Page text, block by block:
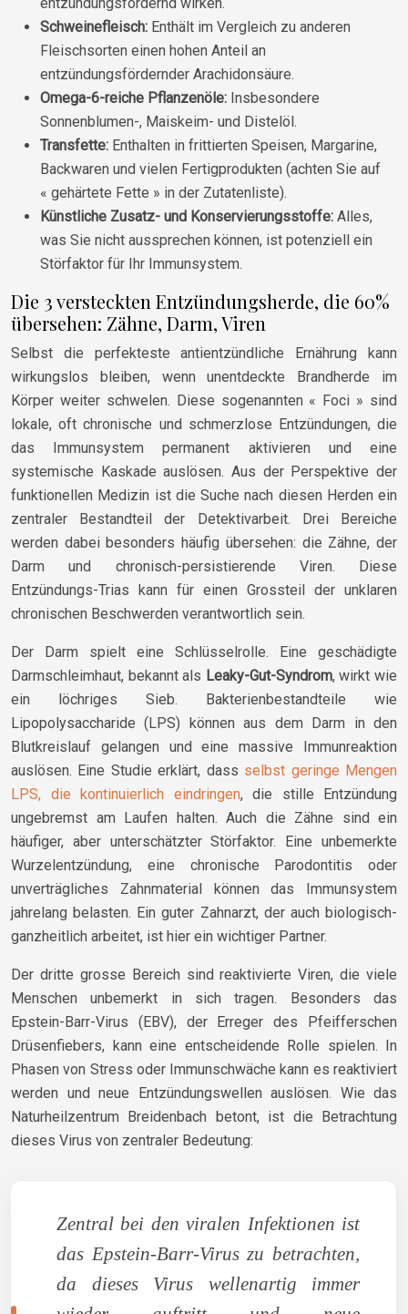
Schweinefleisch: Enthält im Vergleich zu anderen
Fleischsorten einen hohen Anteil an
entzündungsfördernder Arachidonsäure.
Omega-6-reiche Pflanzenöle: Insbesondere
Sonnenblumen-, Maiskeim- und Distelöl.
Transfette: Enthalten in frittierten Speisen, Margarine,
Backwaren und vielen Fertigprodukten (achten Sie auf
« gehärtete Fette » in der Zutatenliste).
Künstliche Zusatz- und Konservierungsstoffe: Alles,
was Sie nicht aussprechen können, ist potenziell ein
Störfaktor für Ihr Immunsystem.
Die 3 versteckten Entzündungsherde, die 60%
übersehen: Zähne, Darm, Viren
Selbst die perfekteste antientzündliche Ernährung kann
wirkungslos bleiben, wenn unentdeckte Brandherde im
Körper weiter schwelen. Diese sogenannten « Foci » sind
lokale, oft chronische und schmerzlose Entzündungen, die
das Immunsystem permanent aktivieren und eine
systemische Kaskade auslösen. Aus der Perspektive der
funktionellen Medizin ist die Suche nach diesen Herden ein
zentraler Bestandteil der Detektivarbeit. Drei Bereiche
werden dabei besonders häufig übersehen: die Zähne, der
Darm und chronisch-persistierende Viren. Diese
Entzündungs-Trias kann für einen Grossteil der unklaren
chronischen Beschwerden verantwortlich sein.
Der Darm spielt eine Schlüsselrolle. Eine geschädigte
Darmschleimhaut, bekannt als Leaky-Gut-Syndrom, wirkt wie
ein löchriges Sieb. Bakterienbestandteile wie
Lipopolysaccharide (LPS) können aus dem Darm in den
Blutkreislauf gelangen und eine massive Immunreaktion
auslösen. Eine Studie erklärt, dass selbst geringe Mengen
LPS, die kontinuierlich eindringen, die stille Entzündung
ungebremst am Laufen halten. Auch die Zähne sind ein
häufiger, aber unterschätzter Störfaktor. Eine unbemerkte
Wurzelentzündung, eine chronische Parodontitis oder
unverträgliches Zahnmaterial können das Immunsystem
jahrelang belasten. Ein guter Zahnarzt, der auch biologisch-
ganzheitlich arbeitet, ist hier ein wichtiger Partner.
Der dritte grosse Bereich sind reaktivierte Viren, die viele
Menschen unbemerkt in sich tragen. Besonders das
Epstein-Barr-Virus (EBV), der Erreger des Pfeifferschen
Drüsenfiebers, kann eine entscheidende Rolle spielen. In
Phasen von Stress oder Immunschwäche kann es reaktiviert
werden und neue Entzündungswellen auslösen. Wie das
Naturheilzentrum Breidenbach betont, ist die Betrachtung
dieses Virus von zentraler Bedeutung:
Zentral bei den viralen Infektionen ist
das Epstein-Barr-Virus zu betrachten,
da dieses Virus wellenartig immer